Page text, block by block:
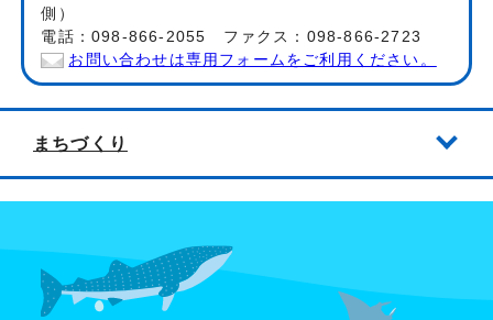
側）
電話：098-866-2055 ファクス：098-866-2723
お問い合わせは専用フォームをご利用ください。
まちづくり